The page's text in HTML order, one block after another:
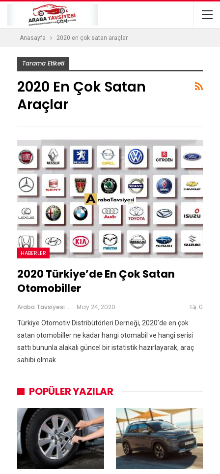
Anasayfa 2020 en çok satan araçlar
Tarama Etiketi
2020 En Çok Satan
Araçlar
HABERLER
2020 Türkiye’de En Çok Satan
Otomobiller
Araba Tavsiyesi May 24, 2020 0
Türkiye Otomotiv Distribütörleri Derneği, 2020’de en çok
satan otomobiller ne kadar hangi otomabil ve hangi serisi
sattı bununla alakalı güncel bir istatistik hazırlayarak, araç
sahibi olmak…
POPÜLER YAZILAR